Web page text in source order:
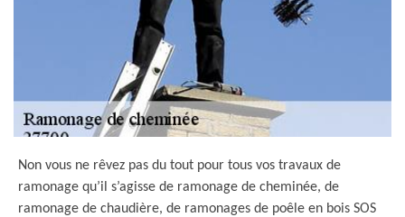
Non vous ne rêvez pas du tout pour tous vos travaux de
ramonage qu’il s’agisse de ramonage de cheminée, de
ramonage de chaudière, de ramonages de poêle en bois SOS